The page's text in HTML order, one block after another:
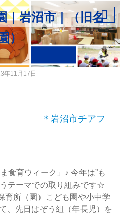
年11月17日
＊岩沼市チアフ
食育ウィーク」♪ 今年は”も
テーマでの取り組みです☆
育所（園）こども園や小中学
、先日はぞう組（年長児）を